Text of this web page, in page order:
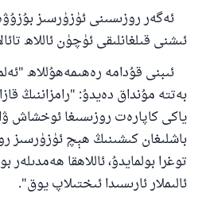
ئەگەر روزىسىنى ئۈزۈرسىز
ئىشنى قىلغانلىقى ئۈچۈن ئاللاھ
بەتتە مۇنداق دەيدۇ: "رامزاننىڭ
ياكى كاپارەت روزىسىغا ئوخشاش
باشلىغان كىشىنىڭ ھېچ ئۈزۈرسىز
توغرا بولمايدۇ، ئاللاھقا
ئالىملار ئارىسىدا ئىختىلاپ يوق".